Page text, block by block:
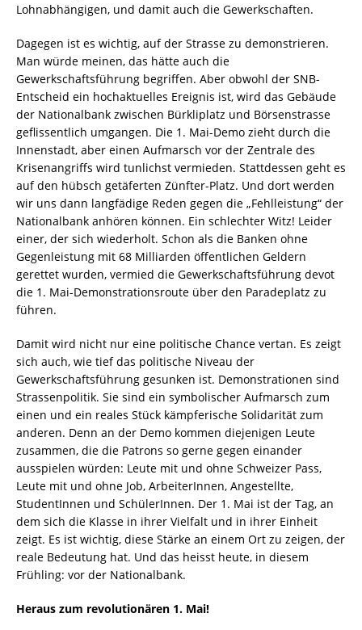
Lohnabhängigen, und damit auch die Gewerkschaften.
Dagegen ist es wichtig, auf der Strasse zu demonstrieren.
Man würde meinen, das hätte auch die
Gewerkschaftsführung begriffen. Aber obwohl der SNB-
Entscheid ein hochaktuelles Ereignis ist, wird das Gebäude
der Nationalbank zwischen Bürkliplatz und Börsenstrasse
geflissentlich umgangen. Die 1. Mai-Demo zieht durch die
Innenstadt, aber einen Aufmarsch vor der Zentrale des
Krisenangriffs wird tunlichst vermieden. Stattdessen geht es
auf den hübsch getäferten Zünfter-Platz. Und dort werden
wir uns dann langfädige Reden gegen die „Fehlleistung“ der
Nationalbank anhören können. Ein schlechter Witz! Leider
einer, der sich wiederholt. Schon als die Banken ohne
Gegenleistung mit 68 Milliarden öffentlichen Geldern
gerettet wurden, vermied die Gewerkschaftsführung devot
die 1. Mai-Demonstrationsroute über den Paradeplatz zu
führen.
Damit wird nicht nur eine politische Chance vertan. Es zeigt
sich auch, wie tief das politische Niveau der
Gewerkschaftsführung gesunken ist. Demonstrationen sind
Strassenpolitik. Sie sind ein symbolischer Aufmarsch zum
einen und ein reales Stück kämpferische Solidarität zum
anderen. Denn an der Demo kommen diejenigen Leute
zusammen, die die Patrons so gerne gegen einander
ausspielen würden: Leute mit und ohne Schweizer Pass,
Leute mit und ohne Job, ArbeiterInnen, Angestellte,
StudentInnen und SchülerInnen. Der 1. Mai ist der Tag, an
dem sich die Klasse in ihrer Vielfalt und in ihrer Einheit
zeigt. Es ist wichtig, diese Stärke an einem Ort zu zeigen, der
reale Bedeutung hat. Und das heisst heute, in diesem
Frühling: vor der Nationalbank.
Heraus zum revolutionären 1. Mai!